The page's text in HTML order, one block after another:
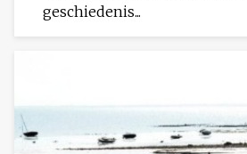
geschiedenis...